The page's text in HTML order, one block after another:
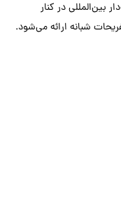
هنر معاصر با حض.ر 140 غرفه‌دار بین‌المللی در کنار
شبانه ارائه می‌شود.